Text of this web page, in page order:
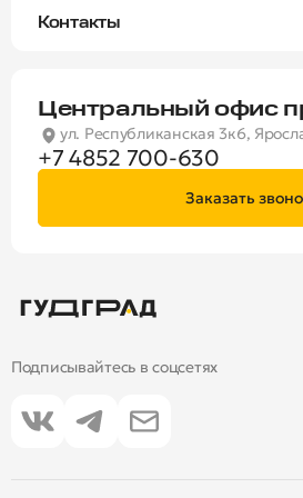
Контакты
Центральный офис
ул. Республиканская 3к6,
+7 4852 700-630
Заказать
Подписывайтесь в соцсетях